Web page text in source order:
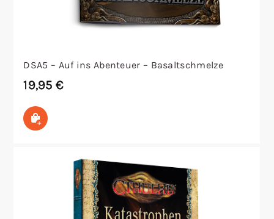
DSA5 – Auf ins Abenteuer – Basaltschmelze
19,95€
In den Warenkorb